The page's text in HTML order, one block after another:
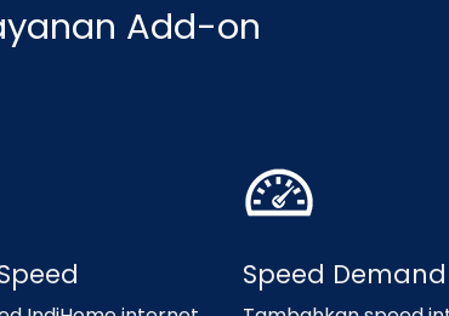
Add-on
Speed Demand